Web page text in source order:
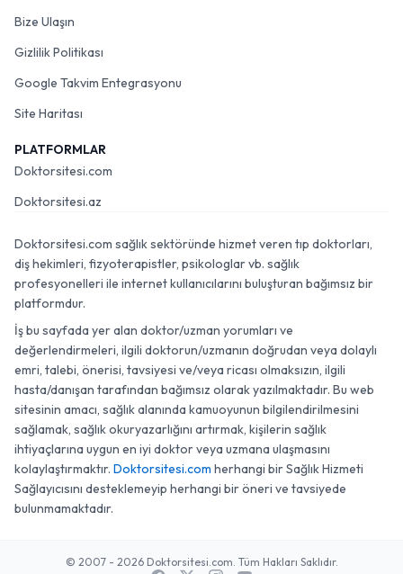
Bize Ulaşın
Gizlilik Politikası
Google Takvim Entegrasyonu
Site Haritası
PLATFORMLAR
Doktorsitesi.com
Doktorsitesi.az
Doktorsitesi.com sağlık sektöründe hizmet veren tıp doktorları,
diş hekimleri, fizyoterapistler, psikologlar vb. sağlık
profesyonelleri ile internet kullanıcılarını buluşturan bağımsız bir
platformdur.
İş bu sayfada yer alan doktor/uzman yorumları ve
değerlendirmeleri, ilgili doktorun/uzmanın doğrudan veya dolaylı
emri, talebi, önerisi, tavsiyesi ve/veya ricası olmaksızın, ilgili
hasta/danışan tarafından bağımsız olarak yazılmaktadır. Bu web
sitesinin amacı, sağlık alanında kamuoyunun bilgilendirilmesini
sağlamak, sağlık okuryazarlığını artırmak, kişilerin sağlık
ihtiyaçlarına uygun en iyi doktor veya uzmana ulaşmasını
kolaylaştırmaktır. Doktorsitesi.com herhangi bir Sağlık Hizmeti
Sağlayıcısını desteklemeyip herhangi bir öneri ve tavsiyede
bulunmamaktadır.
© 2007 - 2026 Doktorsitesi.com. Tüm Hakları Saklıdır.